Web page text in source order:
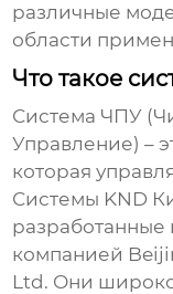
различные
области
Что такое
Система ЧПУ
Управление) –
которая
Системы KND
разработанные
компанией
Ltd. Они